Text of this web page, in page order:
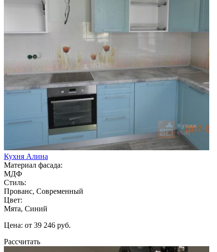
Кухня Алина
Материал фасада:
МДФ
Стиль:
Прованс, Современный
Цвет:
Мята, Синий
Цена: от 39 246 руб.
Рассчитать